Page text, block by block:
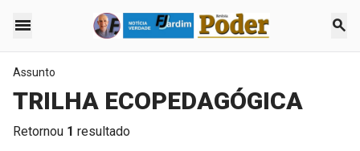
menu search
Assunto
TRILHA ECOPEDAGÓGICA
Retornou 1 resultado